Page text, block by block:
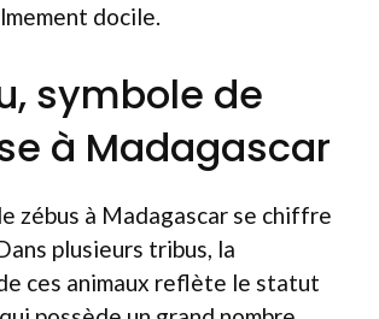
docile.
symbole de
à Madagascar
zébus à Madagascar se chiffre
plusieurs tribus, la
ces animaux reflète le statut